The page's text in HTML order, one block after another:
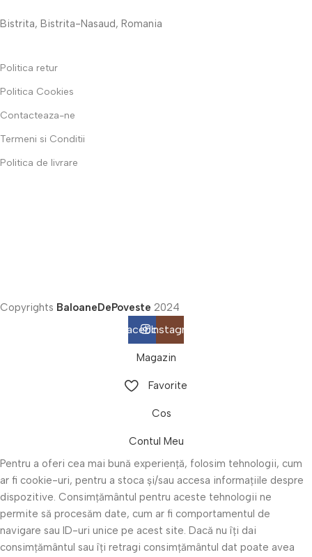
Bistrita, Bistrita-Nasaud, Romania
Politica retur
Politica Cookies
Contacteaza-ne
Termeni si Conditii
Politica de livrare
Copyrights BaloaneDePoveste 2024
FacebookInstagram
Magazin
Favorite
Cos
Contul Meu
Pentru a oferi cea mai bună experiență, folosim tehnologii, cum
ar fi cookie-uri, pentru a stoca și/sau accesa informațiile despre
dispozitive. Consimțământul pentru aceste tehnologii ne
permite să procesăm date, cum ar fi comportamentul de
navigare sau ID-uri unice pe acest site. Dacă nu îți dai
consimțământul sau îți retragi consimțământul dat poate avea